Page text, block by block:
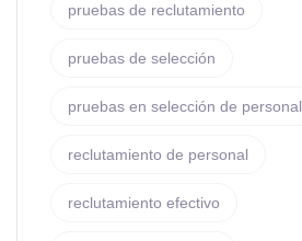
pruebas de reclutamiento
pruebas de selección
pruebas en selección de personal
reclutamiento de personal
reclutamiento efectivo